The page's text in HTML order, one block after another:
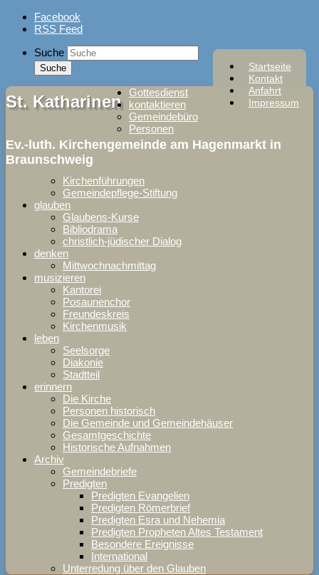
Skip
Facebook
RSS Feed
Startseite
Kontakt
Anfahrt
Impressum
Suche
St. Katharinen
Ev.-luth. Kirchengemeinde am Hagenmarkt in
Braunschweig
Gottesdienst
kontaktieren
Gemeindebüro
Personen
Kirchenführungen
Gemeindepflege-Stiftung
glauben
Glaubens-Kurse
Bibliodrama
christlich-jüdischer Dialog
denken
Mittwochnachmittag
musizieren
Kantorei
Posaunenchor
Freundeskreis
Kirchenmusik
leben
Seelsorge
Diakonie
Stadtteil
erinnern
Die Kirche
Personen historisch
Die Gemeinde und Gemeindehäuser
Gesamtgeschichte
Historische Aufnahmen
Archiv
Gemeindebriefe
Predigten
Predigten Evangelien
Predigten Römerbrief
Predigten Esra und Nehemia
Predigten Propheten Altes Testament
Besondere Ereignisse
International
Unterredung über den Glauben